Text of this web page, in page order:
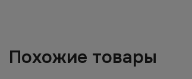
Похожие товары